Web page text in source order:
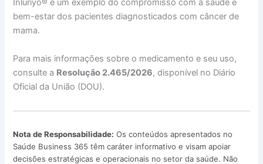
Inluriyo® é um exemplo do compromisso com a saúde e
bem-estar dos pacientes diagnosticados com câncer de
mama.
Para mais informações sobre o medicamento e seu uso,
consulte a Resolução 2.465/2026, disponível no Diário
Oficial da União (DOU).
Nota de Responsabilidade: Os conteúdos apresentados no
Saúde Business 365 têm caráter informativo e visam apoiar
decisões estratégicas e operacionais no setor da saúde. Não